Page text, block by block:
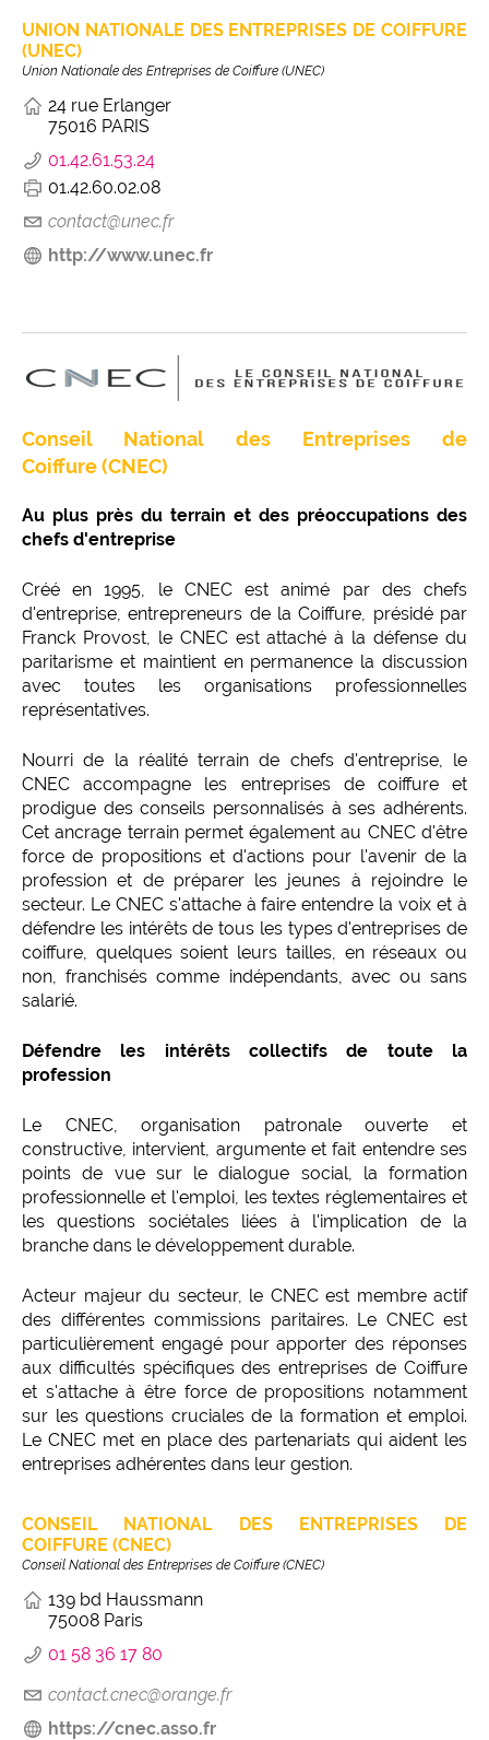
UNION NATIONALE DES ENTREPRISES DE COIFFURE
(UNEC)
Union Nationale des Entreprises de Coiffure (UNEC)
24 rue Erlanger
75016 PARIS
01.42.61.53.24
01.42.60.02.08
contact@unec.fr
http://www.unec.fr
Conseil National des Entreprises de
Coiffure (CNEC)
Au plus près du terrain et des préoccupations des
chefs d'entreprise
Créé en 1995, le CNEC est animé par des chefs
d'entreprise, entrepreneurs de la Coiffure, présidé par
Franck Provost, le CNEC est attaché à la défense du
paritarisme et maintient en permanence la discussion
avec toutes les organisations professionnelles
représentatives.
Nourri de la réalité terrain de chefs d'entreprise, le
CNEC accompagne les entreprises de coiffure et
prodigue des conseils personnalisés à ses adhérents.
Cet ancrage terrain permet également au CNEC d'être
force de propositions et d'actions pour l'avenir de la
profession et de préparer les jeunes à rejoindre le
secteur. Le CNEC s'attache à faire entendre la voix et à
défendre les intérêts de tous les types d'entreprises de
coiffure, quelques soient leurs tailles, en réseaux ou
non, franchisés comme indépendants, avec ou sans
salarié.
Défendre les intérêts collectifs de toute la
profession
Le CNEC, organisation patronale ouverte et
constructive, intervient, argumente et fait entendre ses
points de vue sur le dialogue social, la formation
professionnelle et l'emploi, les textes réglementaires et
les questions sociétales liées à l'implication de la
branche dans le développement durable.
Acteur majeur du secteur, le CNEC est membre actif
des différentes commissions paritaires. Le CNEC est
particulièrement engagé pour apporter des réponses
aux difficultés spécifiques des entreprises de Coiffure
et s'attache à être force de propositions notamment
sur les questions cruciales de la formation et emploi.
Le CNEC met en place des partenariats qui aident les
entreprises adhérentes dans leur gestion.
CONSEIL NATIONAL DES ENTREPRISES DE
COIFFURE (CNEC)
Conseil National des Entreprises de Coiffure (CNEC)
139 bd Haussmann
75008 Paris
01 58 36 17 80
contact.cnec@orange.fr
https://cnec.asso.fr